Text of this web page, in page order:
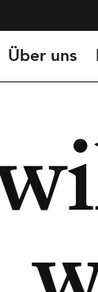
Über uns